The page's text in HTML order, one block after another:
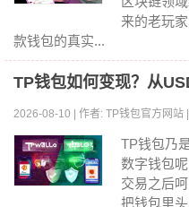
来的老玩
款钱包的真实...
TP钱包如何变现？从
2026-08-10 | 作者: TP钱包官方网站 |
TP钱包乃
数字钱包
交易之后
把钱包里